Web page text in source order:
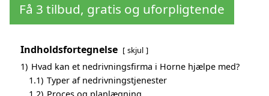
Få 3 tilbud, gratis og uforpligtende
Indholdsfortegnelse skjul
1) Hvad kan et nedrivningsfirma i Horne hjælpe med?
1.1) Typer af nedrivningstjenester